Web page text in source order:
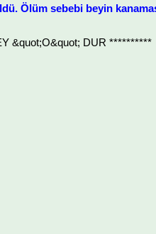
Ölüm sebebi beyin
&quot;O&quot; DUR **********